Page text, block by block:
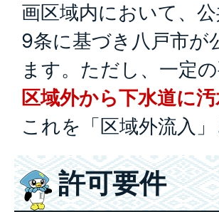
画区域内において、
9条に基づき八戸市が
ます。ただし、一定
区域外から下水道に
これを「区域外流入
許可要件